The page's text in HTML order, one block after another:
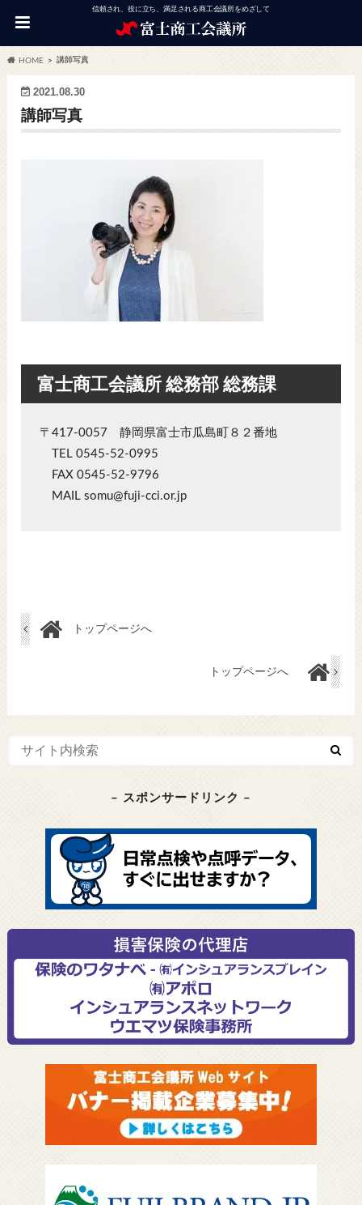
信頼され、役に立ち、満足される商工会議所をめざして
HOME 講師写真
2021.08.30
講師写真
富士商工会議所 総務部 総務課
〒417-0057 静岡県富士市瓜島町８２番地
TEL 0545-52-0995
FAX 0545-52-9796
MAIL somu@fuji-cci.or.jp
トップページへ
トップページへ
– スポンサードリンク –